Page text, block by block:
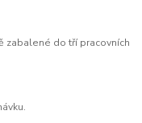
do tří pracovních